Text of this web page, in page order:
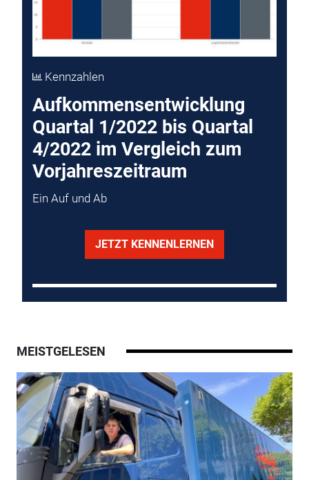
Kennzahlen
Aufkommensentwicklung
Quartal 1/2022 bis Quartal
4/2022 im Vergleich zum
Vorjahreszeitraum
Ein Auf und Ab
JETZT KENNENLERNEN
MEISTGELESEN